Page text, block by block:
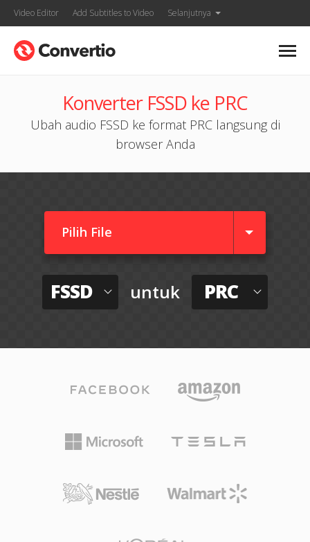
Video Editor Add Subtitles to Video Selanjutnya
Konverter FSSD ke PRC
Ubah audio FSSD ke format PRC langsung di
browser Anda
Pilih File
FSSD untuk PRC